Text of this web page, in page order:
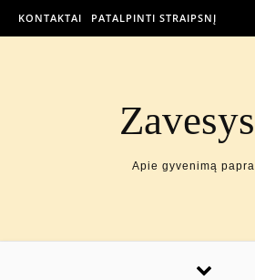
KONTAKTAI PATALPINTI STRAIPSNĮ
Apie gyvenimą